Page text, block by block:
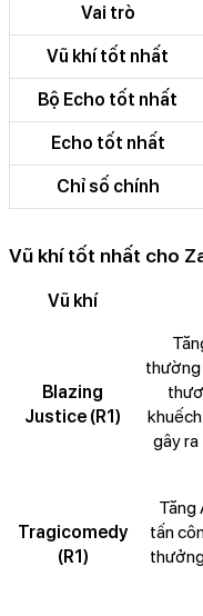
Vai trò
Vũ khí tốt nhất
Bộ Echo tốt nhất
Echo tốt nhất
Chỉ số chính
Vũ khí tốt nhất cho
Vũ khí
Blazing
Justice (R1)
thường
gây ra
Tragicomedy
(R1)
Tăng
tấn